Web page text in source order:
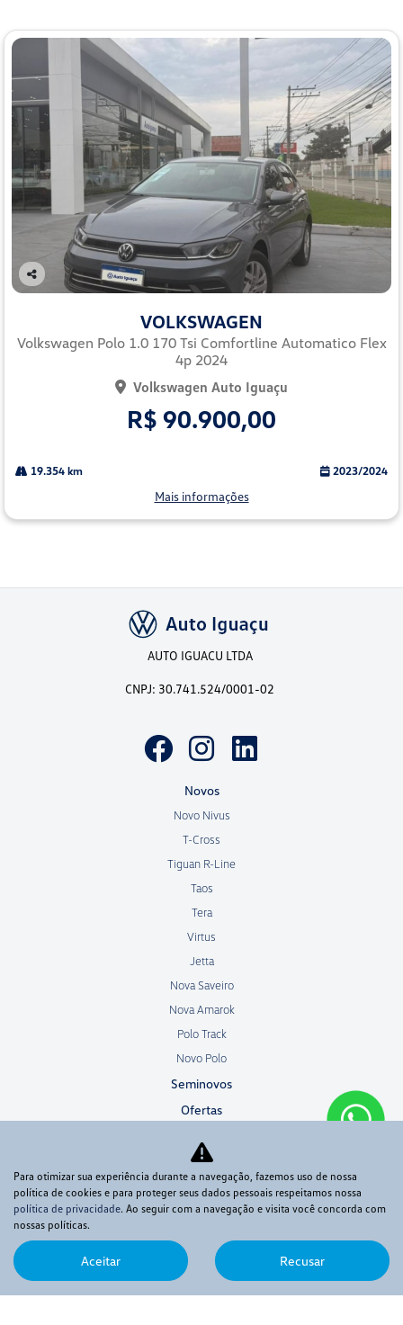
Co
lhe
VOLKSWAGEN
Volkswagen Polo 1.0 170 Tsi Comfortline Automatico Flex
4p 2024
Volkswagen Auto Iguaçu
R$ 90.900,00
19.354 km 2023/2024
Mais informações
AUTO IGUACU LTDA
CNPJ: 30.741.524/0001-02
Novos
Novo Nivus
T-Cross
Tiguan R-Line
Taos
Tera
Virtus
Jetta
Nova Saveiro
Nova Amarok
Polo Track
Novo Polo
Seminovos
Ofertas
Frotistas
Produtores rurais
Microempresas
Sign&Drive
Para otimizar sua experiência durante a navegação, fazemos uso de nossa
política de cookies e para proteger seus dados pessoais respeitamos nossa
política de privacidade. Ao seguir com a navegação e visita você concorda com
nossas políticas.
Aceitar Recusar